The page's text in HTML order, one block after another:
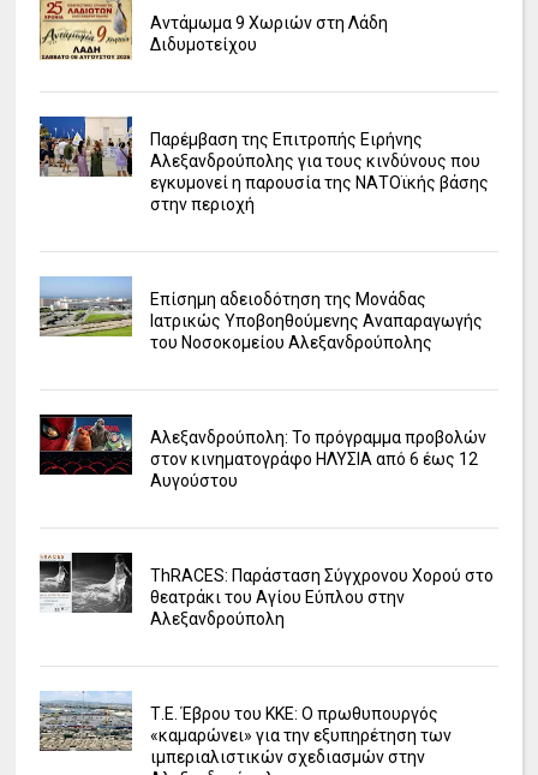
Αντάμωμα 9 Χωριών στη Λάδη
Διδυμοτείχου
Παρέμβαση της Επιτροπής Ειρήνης
Αλεξανδρούπολης για τους κινδύνους που
εγκυμονεί η παρουσία της ΝΑΤΟϊκής βάσης
στην περιοχή
Επίσημη αδειοδότηση της Μονάδας
Ιατρικώς Υποβοηθούμενης Αναπαραγωγής
του Νοσοκομείου Αλεξανδρούπολης
Αλεξανδρούπολη: Το πρόγραμμα προβολών
στον κινηματογράφο ΗΛΥΣΙΑ από 6 έως 12
Αυγούστου
ΤhRACES: Παράσταση Σύγχρονου Χορού στο
θεατράκι του Αγίου Εύπλου στην
Αλεξανδρούπολη
Τ.Ε. Έβρου του ΚΚΕ: Ο πρωθυπουργός
«καμαρώνει» για την εξυπηρέτηση των
ιμπεριαλιστικών σχεδιασμών στην